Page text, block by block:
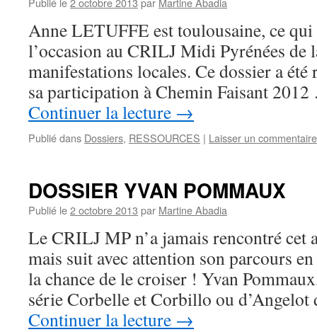
Anne LETUFFE est toulousaine, ce
l’occasion au CRILJ Midi Pyrénées de
manifestations locales. Ce dossier a été
sa participation à Chemin Faisant
Continuer la lecture →
Publié dans Dossiers, RESSOURCES | Laisser un commentaire
DOSSIER YVAN POMMAUX
Publié le2 octobre 2013 par Martine Abadia
Le CRILJ MP n’a jamais rencontré cet
mais suit avec attention son parcours
la chance de le croiser ! Yvan
série Corbelle et Corbillo ou
Continuer la lecture →